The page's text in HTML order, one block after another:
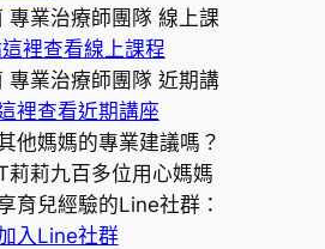
專業治療師團隊 線上課
裡查看線上課程
專業治療師團隊 近期講
裡查看近期講座
他媽媽的專業建議嗎？
莉莉九百多位用心媽媽
育兒經驗的Line社群：
入Line社群